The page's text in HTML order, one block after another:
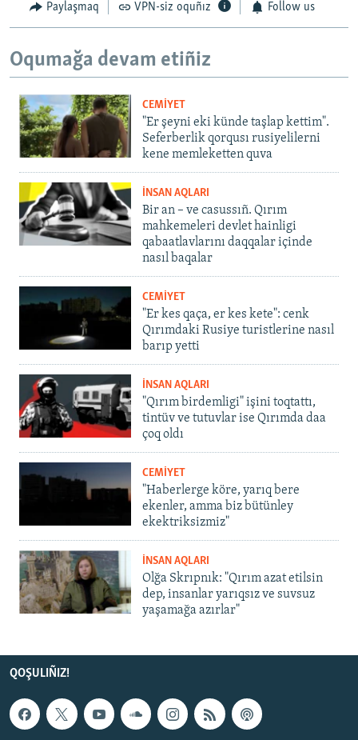
Paylaşmaq VPN-siz oquñız Follow us
Oqumağa devam etiñiz
CEMİYET
"Er şeyni eki künde taşlap kettim".
Seferberlik qorqusı rusiyelilerni
kene memleketten quva
İNSAN AQLARI
Bir an – ve casussıñ. Qırım
mahkemeleri devlet hainligi
qabaatlavlarını daqqalar içinde
nasıl baqalar
CEMİYET
"Er kes qaça, er kes kete": cenk
Qırımdaki Rusiye turistlerine nasıl
barıp yetti
İNSAN AQLARI
"Qırım birdemligi" işini toqtattı,
tintüv ve tutuvlar ise Qırımda daa
çoq oldı
CEMİYET
"Haberlerge köre, yarıq bere
ekenler, amma biz bütünley
ekektriksizmiz"
İNSAN AQLARI
Olğa Skrıpnık: "Qırım azat etilsin
dep, insanlar yarıqsız ve suvsuz
yaşamağa azırlar"
QOŞULIÑIZ!